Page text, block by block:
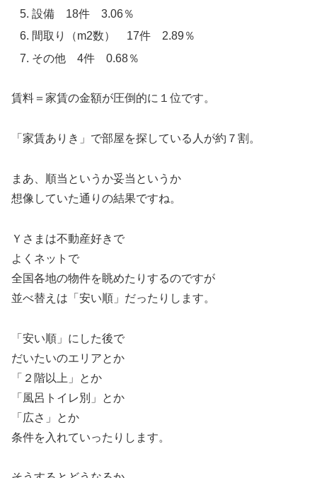
設備 18件 3.06％
間取り（m2数） 17件 2.89％
その他 4件 0.68％
賃料＝家賃の金額が圧倒的に１位です。
「家賃ありき」で部屋を探している人が約７割。
まあ、順当というか妥当というか
想像していた通りの結果ですね。
Ｙさまは不動産好きで
よくネットで
全国各地の物件を眺めたりするのですが
並べ替えは「安い順」だったりします。
「安い順」にした後で
だいたいのエリアとか
「２階以上」とか
「風呂トイレ別」とか
「広さ」とか
条件を入れていったりします。